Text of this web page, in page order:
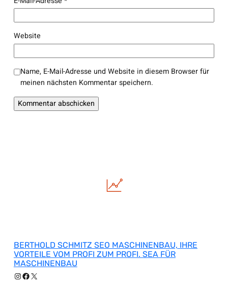
Website
Name, E-Mail-Adresse und Website in diesem Browser für
meinen nächsten Kommentar speichern.
BERTHOLD SCHMITZ SEO MASCHINENBAU, IHRE
VORTEILE VOM PROFI ZUM PROFI. SEA FÜR
MASCHINENBAU
Instagram
Facebook
X